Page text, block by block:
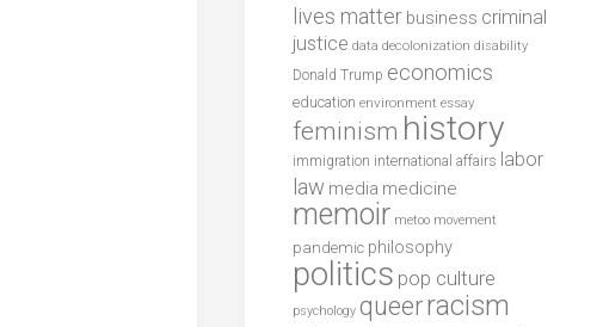
lives matter business criminal
justice data decolonization disability
Donald Trump economics
education environment essay
feminism history
immigration international affairs labor
law media medicine
memoir metoo movement
pandemic philosophy
politics pop culture
psychology queerracism